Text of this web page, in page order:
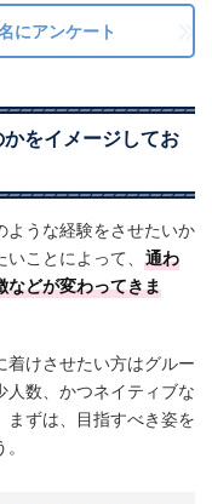
にアンケート
をイメージしてお
ような経験をさせたいか
ことによって、 通わ
などが変わってきま
着けさせたい方はグルー
人数、かつネイティブな
まずは、目指すべき姿を